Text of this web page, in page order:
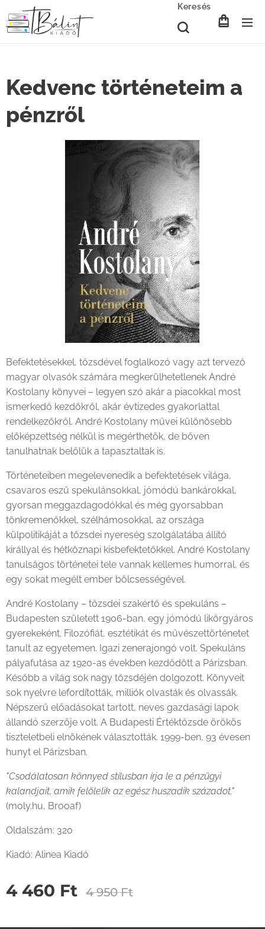
Keresés
Kedvenc történeteim a
pénzről
Befektetésekkel, tőzsdével foglalkozó vagy azt tervező
magyar olvasók számára megkerülhetetlenek André
Kostolany könyvei – legyen szó akár a piacokkal most
ismerkedő kezdőkről, akár évtizedes gyakorlattal
rendelkezőkről. André Kostolany művei különösebb
előképzettség nélkül is megérthetők, de bőven
tanulhatnak belőlük a tapasztaltak is.
Történeteiben megelevenedik a befektetések világa,
csavaros eszű spekulánsokkal, jómódú bankárokkal,
gyorsan meggazdagodókkal és még gyorsabban
tönkremenőkkel, szélhámosokkal, az országa
külpolitikáját a tőzsdei nyereség szolgálatába állító
királlyal és hétköznapi kisbefektetőkkel. André Kostolany
tanulságos történetei tele vannak kellemes humorral, és
egy sokat megélt ember bölcsességével.
André Kostolany – tőzsdei szakértő és spekuláns –
Budapesten született 1906-ban, egy jómódú likőrgyáros
gyerekeként. Filozófiát, esztétikát és művészettörténetet
tanult az egyetemen. Igazi zenerajongó volt. Spekuláns
pályafutása az 1920-as években kezdődött a Párizsban.
Később a világ sok nagy tőzsdéjén dolgozott. Könyveit
sok nyelvre lefordították, milliók olvasták és olvassák.
Népszerű előadásokat tartott, neves gazdasági lapok
állandó szerzője volt. A Budapesti Értéktőzsde örökös
tiszteletbeli elnökének választották. 1999-ben, 93 évesen
hunyt el Párizsban.
"Csodálatosan könnyed stílusban írja le a pénzügyi
kalandjait, amik felölelik az egész huszadik századot."
(moly.hu, Brooaf)
Oldalszám: 320
Kiadó: Alinea Kiadó
4 460 Ft 4 950Ft